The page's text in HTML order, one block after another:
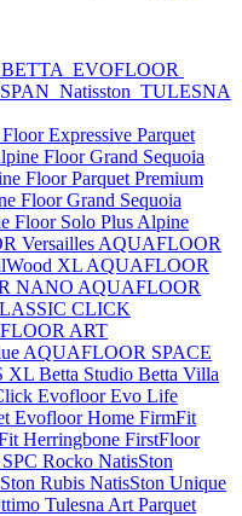
BETTA EVOFLOOR
Natisston TULESNA
Expressive Parquet
Floor Grand Sequoia
Floor Parquet Premium
Floor Grand Sequoia
Floor Solo Plus Alpine
Versailles AQUAFLOOR
XL AQUAFLOOR
NANO AQUAFLOOR
CLICK
ART
AQUAFLOOR SPACE
XL Betta Studio Betta Villa
Evofloor Evo Life
Evofloor Home FirmFit
Herringbone FirstFloor
Rocko NatisSton
Rubis NatisSton Unique
Tulesna Art Parquet